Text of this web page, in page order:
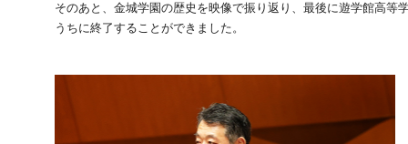
そのあと、金城学園の歴史を映像で振り返り、最後に遊学館高
うちに終了することができました。